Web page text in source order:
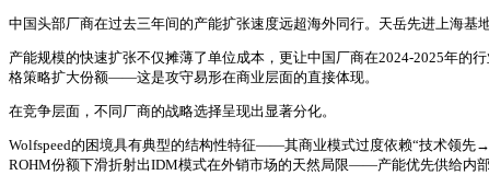
中国头部厂商在过去三年间的产能扩张速度远超海外同行。天岳先进上海基
产能规模的快速扩张不仅摊薄了单位成本，更让中国厂商在2024-2025年的
格策略扩大份额——这是攻守易形在商业层面的直接体现。
在竞争层面，不同厂商的战略选择呈现出显著分化。
Wolfspeed的困境具有典型的结构性特征——其商业模式过度依赖“技术领先
ROHM份额下滑折射出IDM模式在外销市场的天然局限——产能优先供给内